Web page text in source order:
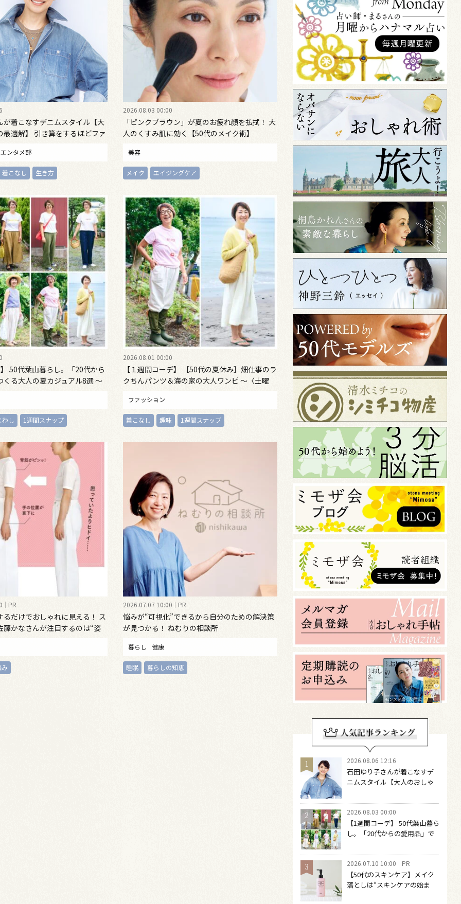
が着こなすデニムスタイル【大
最適解】 引き算をするほどファ
エンタメ部
着こなし 生き方
2026.08.03 00:00
「ピンクブラウン」が夏のお疲れ顔を払拭！ 大
人のくすみ肌に効く【50代のメイク術】
美容
メイク エイジングケア
50代葉山暮らし。「20代から
くる大人の夏カジュアル8選 ～
わし 1週間スナップ
2026.08.01 00:00
【１週間コーデ】 ［50代の夏休み］畑仕事のラ
クちんパンツ＆海の家の大人ワンピ ～〈土曜
ファッション
着こなし 趣味 1週間スナップ
PR
るだけでおしゃれに見える！ ス
藤かなさんが注目するのは“姿
2026.07.07 10:00 PR
悩みが“可視化”できるから自分のための解決策
が見つかる！ ねむりの相談所
暮らし 健康
睡眠 暮らしの知恵
2026.08.06 12:16
石田ゆり子さんが着こなすデ
ニムスタイル【大人のおしゃ
どファッションは自由になる
2026.08.03 00:00
【1週間コーデ】 50代葉山暮ら
し。「20代からの愛用品」で
～ 桐野恵美さん #022 Emi
Kirino～
2026.07.10 10:00 PR
【50代のスキンケア】メイク
落としは“スキンケアの始ま